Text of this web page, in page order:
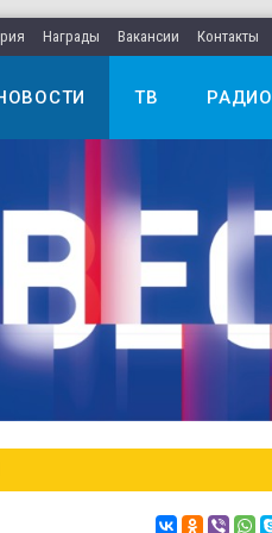
Награды Вакансии Контакты
ТВ РАДИО